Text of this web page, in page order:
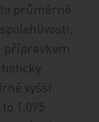
průměrně
přípravkem
vyšší
1,095